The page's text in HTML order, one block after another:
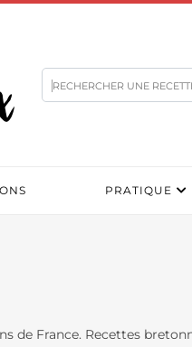
PRATIQUE
France. Recettes